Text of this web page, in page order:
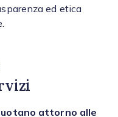
ed etica
attorno alle